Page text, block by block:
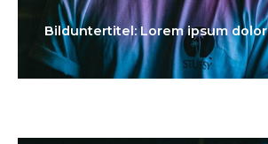
Bilduntertitel: Lorem ipsum dolor